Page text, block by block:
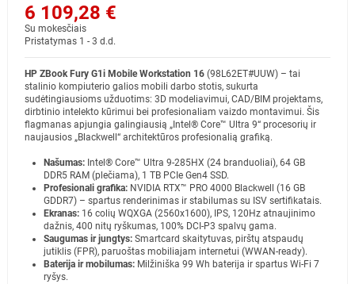
6 109,28 €
Su mokesčiais
Pristatymas 1 - 3 d.d.
HP ZBook Fury G1i Mobile Workstation 16 (98L62ET#UUW) – tai
stalinio kompiuterio galios mobili darbo stotis, sukurta
sudėtingiausioms užduotims: 3D modeliavimui, CAD/BIM projektams,
dirbtinio intelekto kūrimui bei profesionaliam vaizdo montavimui. Šis
flagmanas apjungia galingiausią „Intel® Core™ Ultra 9“ procesorių ir
naujausios „Blackwell“ architektūros profesionalią grafiką.
Našumas: Intel® Core™ Ultra 9-285HX (24 branduoliai), 64 GB
DDR5 RAM (plečiama), 1 TB PCIe Gen4 SSD.
Profesionali grafika: NVIDIA RTX™ PRO 4000 Blackwell (16 GB
GDDR7) – spartus renderinimas ir stabilumas su ISV sertifikatais.
Ekranas: 16 colių WQXGA (2560x1600), IPS, 120Hz atnaujinimo
dažnis, 400 nitų ryškumas, 100% DCI-P3 spalvų gama.
Saugumas ir jungtys: Smartcard skaitytuvas, pirštų atspaudų
jutiklis (FPR), paruoštas mobiliajam internetui (WWAN-ready).
Baterija ir mobilumas: Milžiniška 99 Wh baterija ir spartus Wi-Fi 7
ryšys.